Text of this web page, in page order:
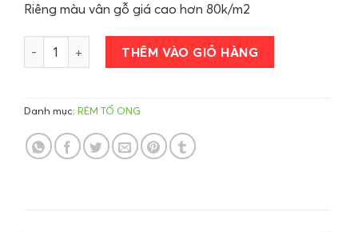
Riêng màu vân gỗ giá cao hơn 80k/m2
Công trình rèm tổ ong ngăn điều hòa Gia Lâm số lượng
THÊM VÀO GIỎ HÀNG
Danh mục: RÈM TỔ ONG